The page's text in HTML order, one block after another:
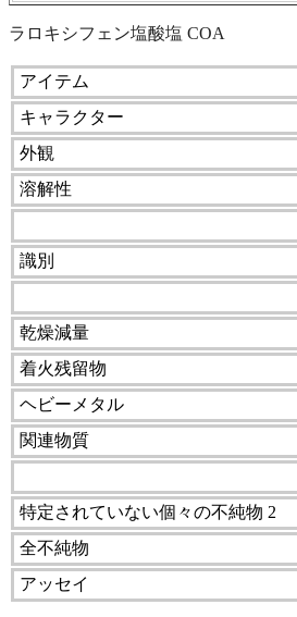
ラロキシフェン塩酸塩 COA
アイテム
キャラクター
外観
溶解性
識別
乾燥減量
着火残留物
ヘビーメタル
関連物質
特定されていない個々の不純物 2
全不純物
アッセイ